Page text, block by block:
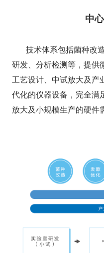
中
技术体系包括菌种改
研发、分析检测等，提供
工艺设计、中试放大及产
代化的仪器设备，完全满
放大及小规模生产的硬件